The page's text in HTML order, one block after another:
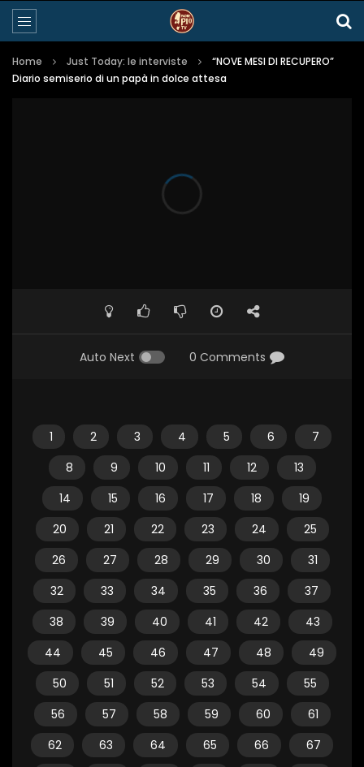
Home Just Today: le interviste
“NOVE MESI DI RECUPERO”
Diario semiserio di un papà in dolce attesa
Auto Next 0 Comments
1 2 3 4 5 6
7
8
9 10 11 12
13
14
15 16 17 18
19
20
21 22 23 24
25
26
27 28 29 30
31
32
33 34 35 36
37
38
39 40 41 42
43
44
45 46 47 48
49
50
51 52 53 54
55
56
57 58 59 60
61
62
63 64 65 66
67